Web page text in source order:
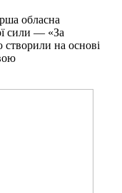
обласна
сили — «За
на основі